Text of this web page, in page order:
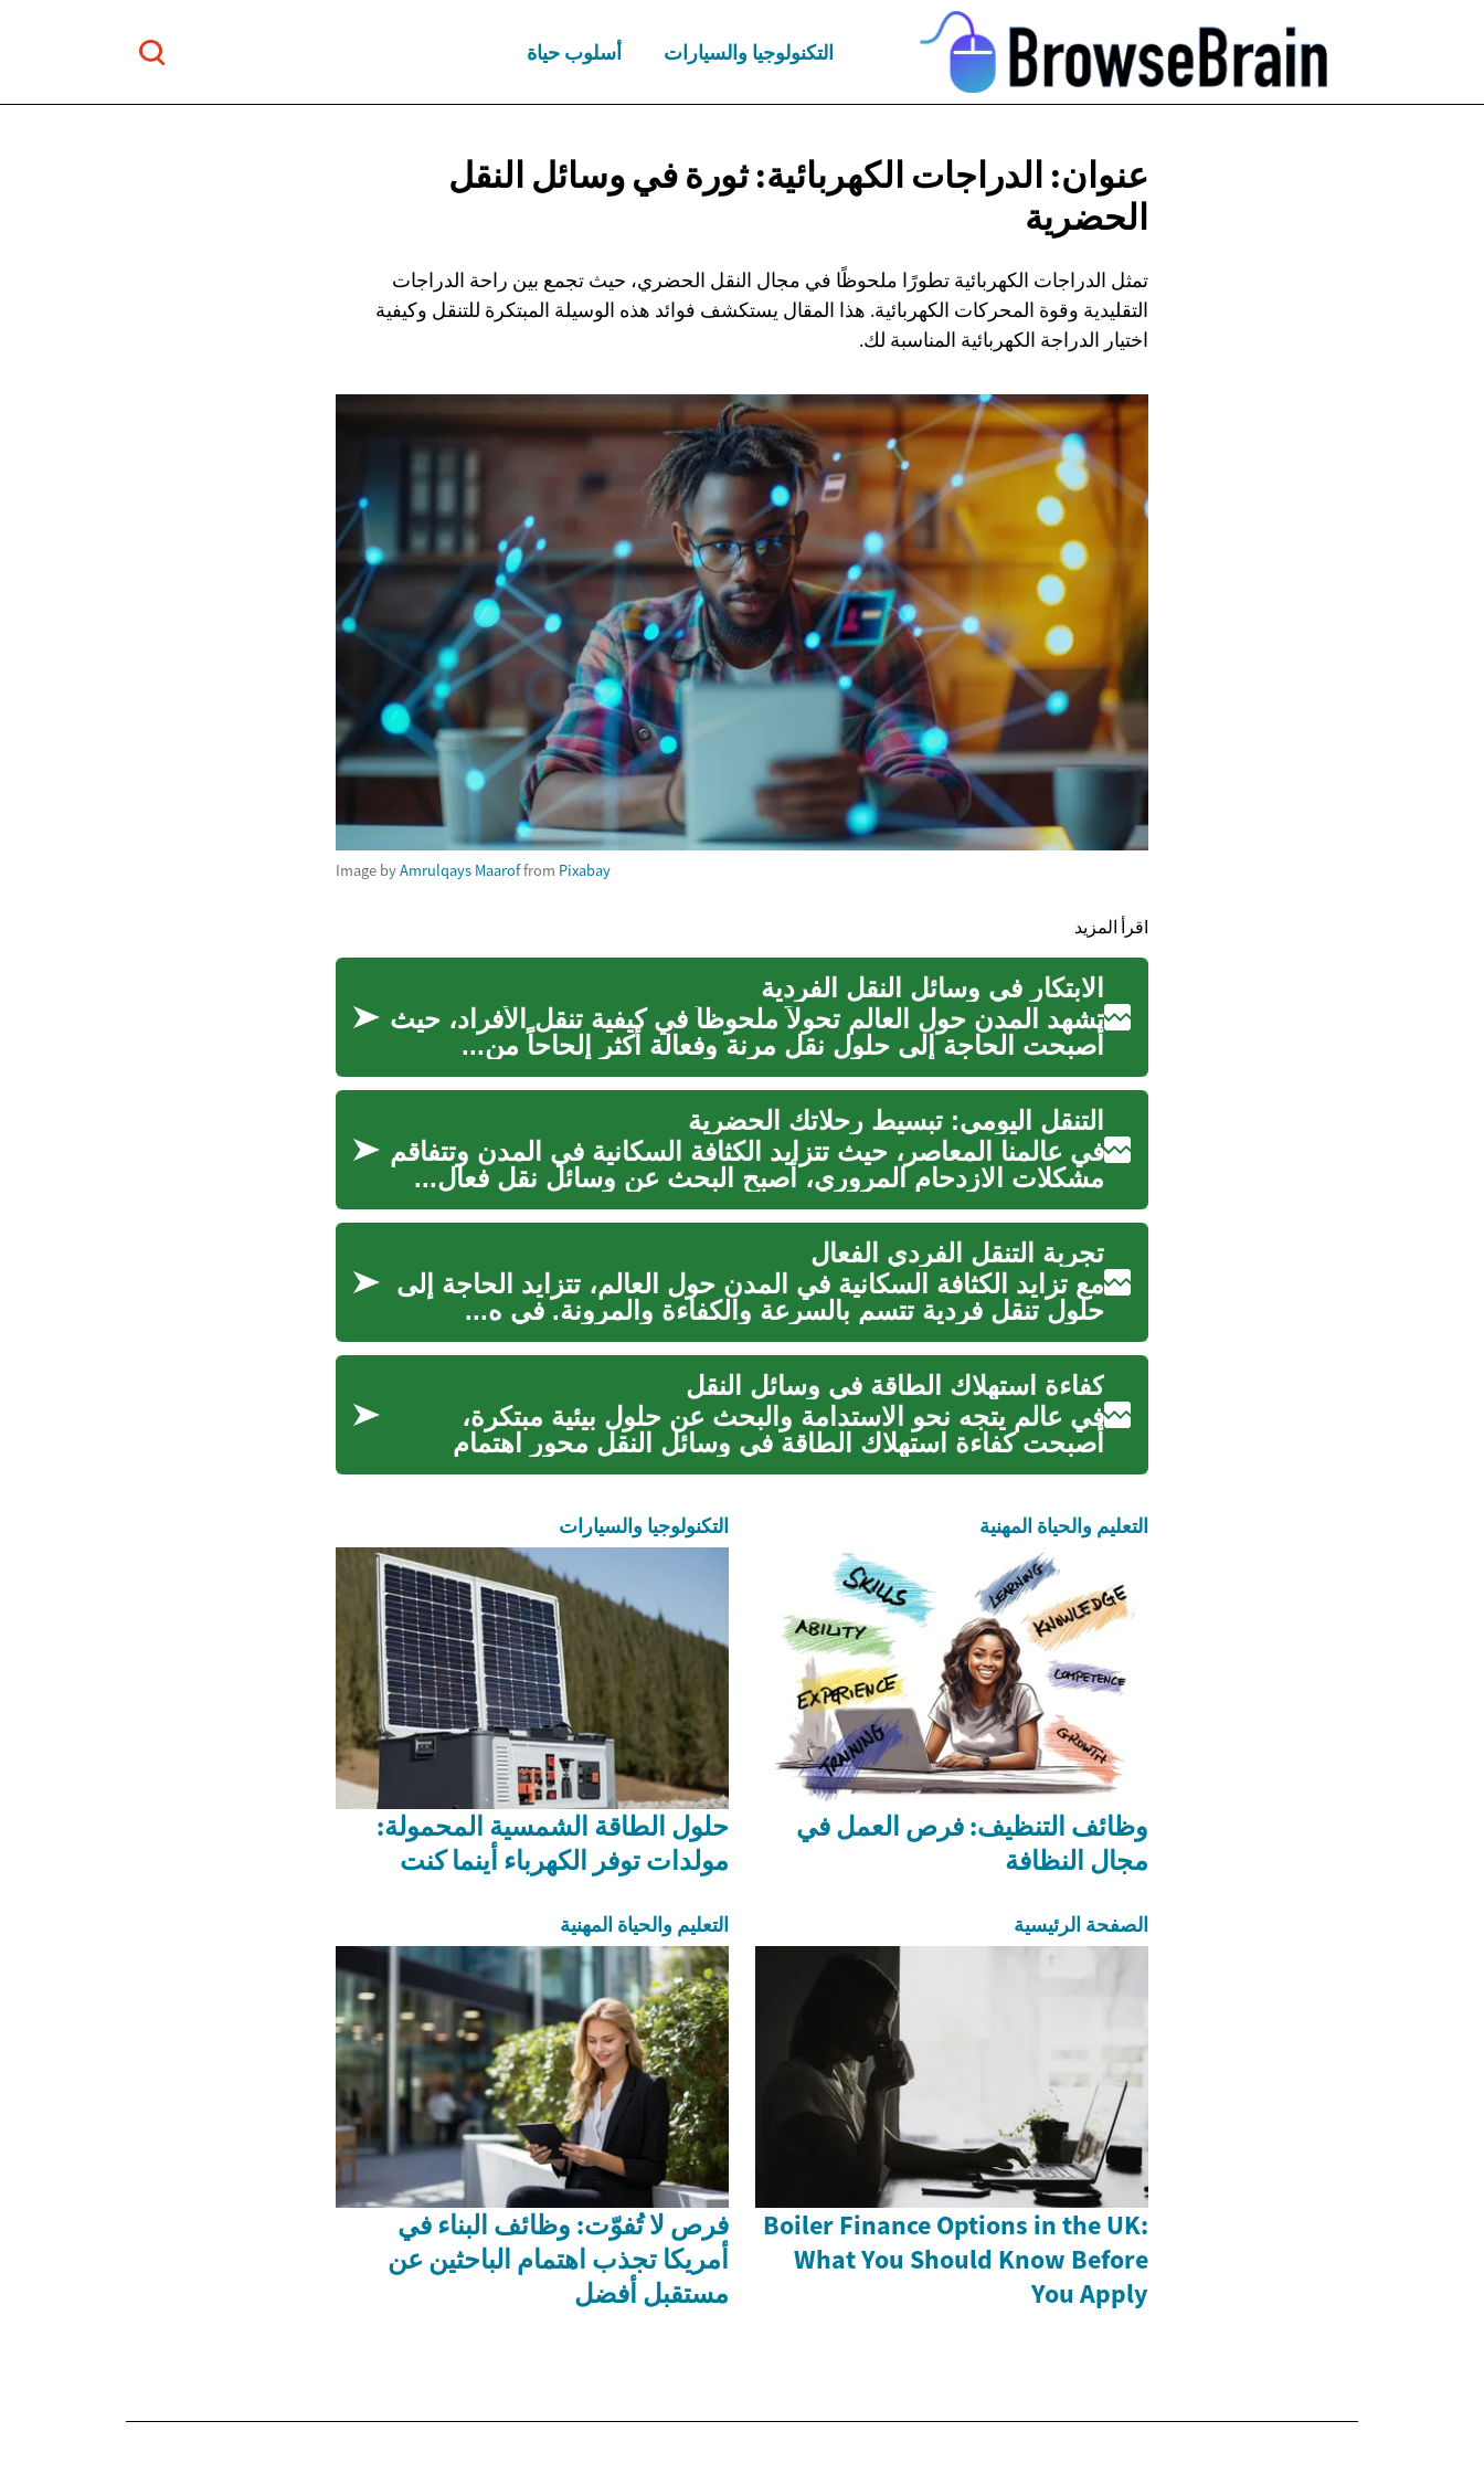
أسلوب حياة التكنولوجيا والسيارات
عنوان: الدراجات الكهربائية: ثورة في وسائل النقل
الحضرية
تمثل الدراجات الكهربائية تطورًا ملحوظًا في مجال النقل الحضري، حيث تجمع بين راحة الدراجات
التقليدية وقوة المحركات الكهربائية. هذا المقال يستكشف فوائد هذه الوسيلة المبتكرة للتنقل وكيفية
اختيار الدراجة الكهربائية المناسبة لك.
Image byAmrulqays Maaroffrom Pixabay
اقرأ المزيد
الابتكار في وسائل النقل الفردية
تشهد المدن حول العالم تحولاً ملحوظاً في كيفية تنقل الأفراد، حيث
أصبحت الحاجة إلى حلول نقل مرنة وفعالة أكثر إلحاحاً من...
التنقل اليومي: تبسيط رحلاتك الحضرية
في عالمنا المعاصر، حيث تتزايد الكثافة السكانية في المدن وتتفاقم
مشكلات الازدحام المروري، أصبح البحث عن وسائل نقل فعال...
تجربة التنقل الفردي الفعال
مع تزايد الكثافة السكانية في المدن حول العالم، تتزايد الحاجة إلى
حلول تنقل فردية تتسم بالسرعة والكفاءة والمرونة. في ه...
كفاءة استهلاك الطاقة في وسائل النقل
في عالم يتجه نحو الاستدامة والبحث عن حلول بيئية مبتكرة،
أصبحت كفاءة استهلاك الطاقة في وسائل النقل محور اهتمام
رئيسي. ...
التعليم والحياة المهنية
وظائف التنظيف: فرص العمل في
مجال النظافة
التكنولوجيا والسيارات
حلول الطاقة الشمسية المحمولة:
مولدات توفر الكهرباء أينما كنت
الصفحة الرئيسية
Boiler Finance Options in the UK:
What You Should Know Before
You Apply
التعليم والحياة المهنية
فرص لا تُفوّت: وظائف البناء في
أمريكا تجذب اهتمام الباحثين عن
مستقبل أفضل